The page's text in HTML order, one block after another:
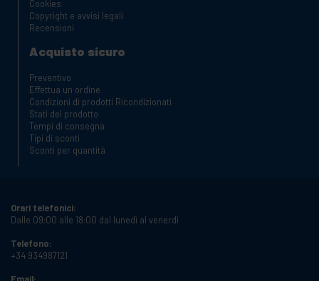
Cookies
Copyright e avvisi legali
Recensioni
Acquisto sicuro
Preventivo
Effettua un ordine
Condizioni di prodotti Ricondizionati
Stati del prodotto
Tempi di consegna
Tipi di sconti
Sconti per quantità
Orari telefonici:
Dalle 09:00 alle 18:00 dal lunedì al venerdì
Telefono:
+34 934987121